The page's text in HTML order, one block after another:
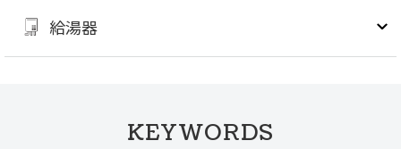
給湯器
KEYWORDS